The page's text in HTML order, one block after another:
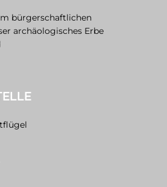
bürgerschaftlichen
archäologisches Erbe